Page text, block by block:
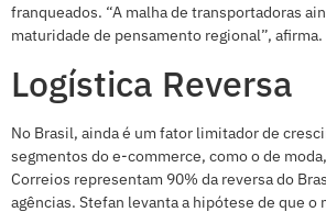
franqueados. “A malha de transportadoras
maturidade de pensamento regional”, afirma.
Logística Reversa
No Brasil, ainda é um fator limitador de
segmentos do e-commerce, como o de
Correios representam 90% da reversa do
agências. Stefan levanta a hipótese de que o